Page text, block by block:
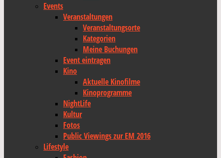
Events
Veranstaltungen
Veranstaltungsorte
Kategorien
Meine Buchungen
Event eintragen
Kino
Aktuelle Kinofilme
Kinoprogramme
NightLife
Kultur
Fotos
Public Viewings zur EM 2016
Lifestyle